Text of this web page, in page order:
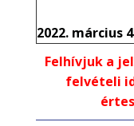
2022. március
Felhívjuk a
felvételi